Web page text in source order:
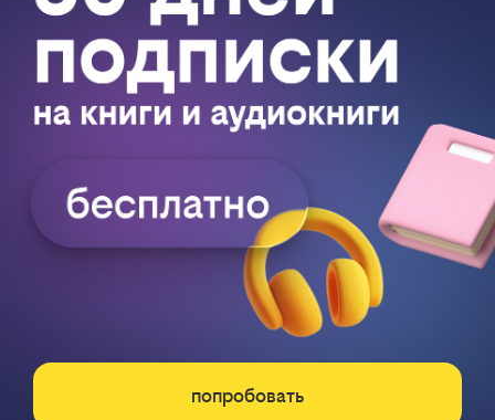
попробовать